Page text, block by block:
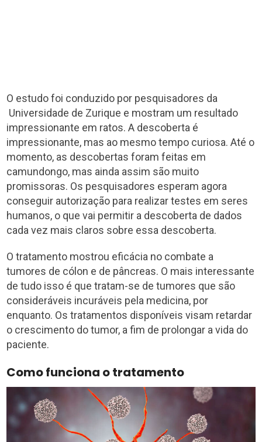
O estudo foi conduzido por pesquisadores da
Universidade de Zurique e mostram um resultado
impressionante em ratos. A descoberta é
impressionante, mas ao mesmo tempo curiosa. Até o
momento, as descobertas foram feitas em
camundongo, mas ainda assim são muito
promissoras. Os pesquisadores esperam agora
conseguir autorização para realizar testes em seres
humanos, o que vai permitir a descoberta de dados
cada vez mais claros sobre essa descoberta.
O tratamento mostrou eficácia no combate a
tumores de cólon e de pâncreas. O mais interessante
de tudo isso é que tratam-se de tumores que são
consideráveis incuráveis pela medicina, por
enquanto. Os tratamentos disponíveis visam retardar
o crescimento do tumor, a fim de prolongar a vida do
paciente.
Como funciona o tratamento